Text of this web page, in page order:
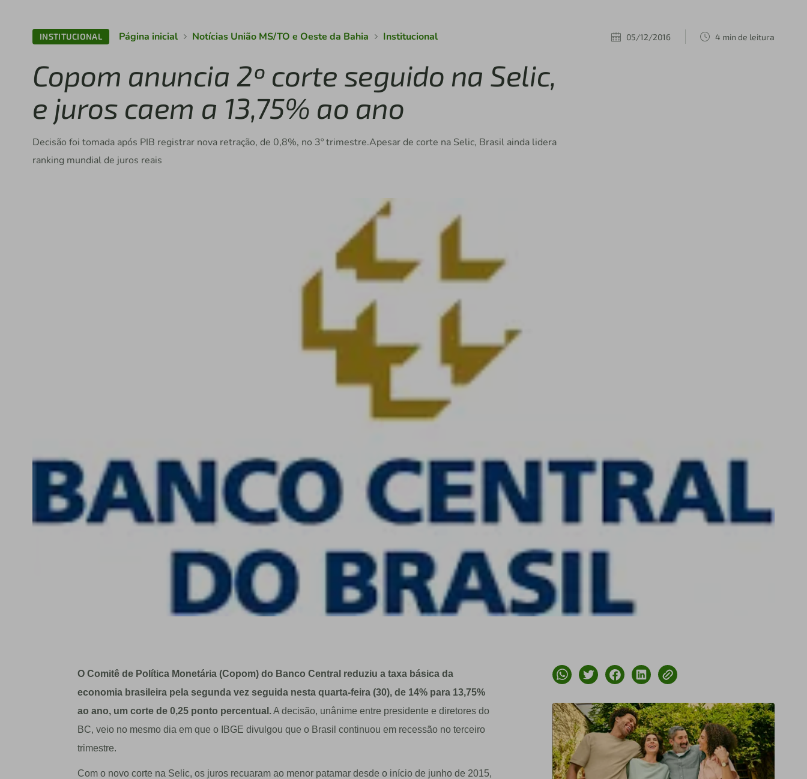
INSTITUCIONAL Página inicial Notícias União MS/TO e Oeste da Bahia Institucional 05/12/2016 4 min de leitura
Copom anuncia 2º corte seguido na Selic,
e juros caem a 13,75% ao ano
Decisão foi tomada após PIB registrar nova retração, de 0,8%, no 3º trimestre.Apesar de corte na Selic, Brasil ainda lidera
ranking mundial de juros reais
O Comitê de Política Monetária (Copom) do Banco Central reduziu a taxa básica da
economia brasileira pela segunda vez seguida nesta quarta-feira (30), de 14% para 13,75%
ao ano, um corte de 0,25 ponto percentual.A decisão, unânime entre presidente e diretores do
BC, veio no mesmo dia em que o IBGE divulgou que o Brasil continuou em recessão no terceiro
trimestre.
Com o novo corte na Selic, os juros recuaram ao menor patamar desde o início de junho de 2015,